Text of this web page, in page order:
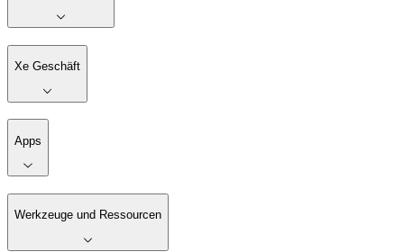
Xe Geschäft
Apps
Werkzeuge und Ressourcen